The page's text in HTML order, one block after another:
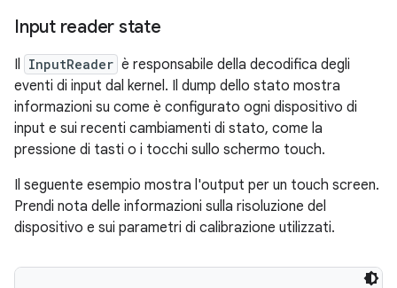
Input reader state
Il InputReader è responsabile della decodifica degli
eventi di input dal kernel. Il dump dello stato mostra
informazioni su come è configurato ogni dispositivo di
input e sui recenti cambiamenti di stato, come la
pressione di tasti o i tocchi sullo schermo touch.
Il seguente esempio mostra l'output per un touch screen.
Prendi nota delle informazioni sulla risoluzione del
dispositivo e sui parametri di calibrazione utilizzati.